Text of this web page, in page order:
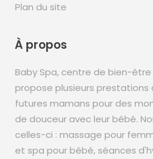
Plan du site
À propos
Baby Spa, centre de bien-
propose plusieurs prestations
futures mamans pour des
de douceur avec leur bébé.
celles-ci : massage pour
et spa pour bébé, séances